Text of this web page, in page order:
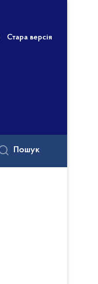
Стара версія
Пошук